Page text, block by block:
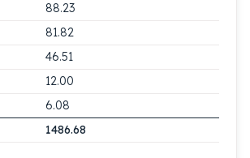
88.23
81.82
46.51
12.00
6.08
1486.68